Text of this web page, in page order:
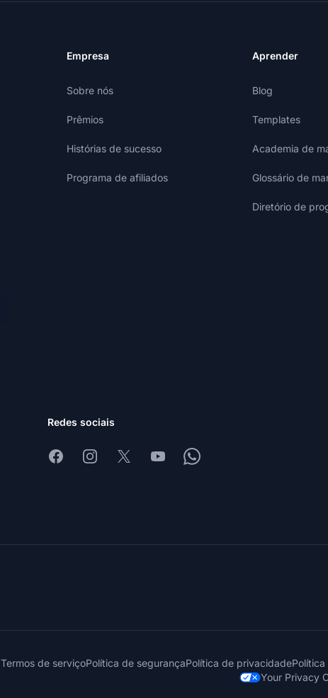
Empresa
Sobre nós
Prêmios
Histórias de sucesso
Programa de afiliados
Aprender
Blog
Templates
Academia de
Glossário de
Diretório de
Redes sociais
FacebookInstagram
X YoutubeWhatsapp
Termos de serviçoPolítica de segurançaPolítica de privacidade
Your Privacy